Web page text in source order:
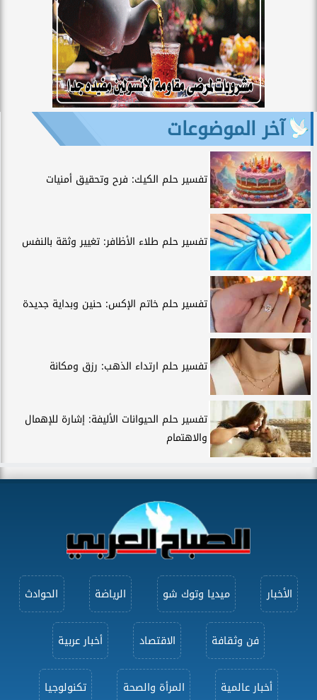
آخر الموضوعات
تفسير حلم الكيك: فرح وتحقيق أمنيات
تفسير حلم طلاء الأظافر: تغيير وثقة بالنفس
تفسير حلم خاتم الإكس: حنين وبداية جديدة
تفسير حلم ارتداء الذهب: رزق ومكانة
تفسير حلم الحيوانات الأليفة: إشارة للإهمال
والاهتمام
الأخبار ميديا وتوك شو الرياضة الحوادث
فن وثقافة الاقتصاد أخبار عربية
أخبار عالمية المرأة والصحة تكنولوجيا